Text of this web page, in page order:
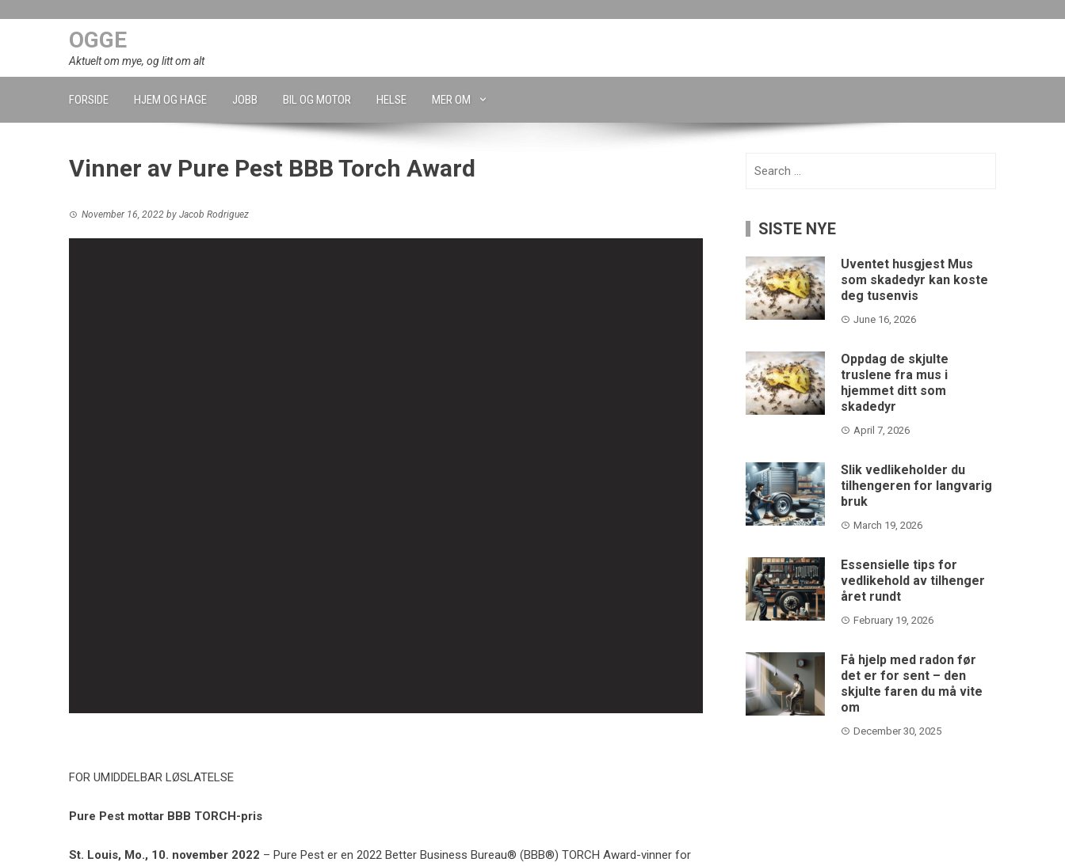
OGGE
Aktuelt om mye, og litt om alt
FORSIDE HJEM OG HAGE JOBB BIL OG MOTOR HELSE MER OM
Vinner av Pure Pest BBB Torch Award
November 16, 2022 by Jacob Rodriguez
FOR UMIDDELBAR LØSLATELSE
Pure Pest mottar BBB TORCH-pris
St. Louis, Mo., 10. november 2022 – Pure Pest er en 2022 Better Business Bureau® (BBB®) TORCH Award-vinner for
SISTE NYE
Uventet husgjest Mus
som skadedyr kan koste
deg tusenvis
June 16, 2026
Oppdag de skjulte
truslene fra mus i
hjemmet ditt som
skadedyr
April 7, 2026
Slik vedlikeholder du
tilhengeren for langvarig
bruk
March 19, 2026
Essensielle tips for
vedlikehold av tilhenger
året rundt
February 19, 2026
Få hjelp med radon før
det er for sent – den
skjulte faren du må vite
om
December 30, 2025